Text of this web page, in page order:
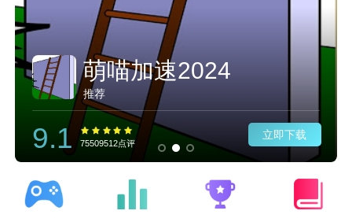
萌喵加速2024
推荐
9.1 75509512点评
立即下载